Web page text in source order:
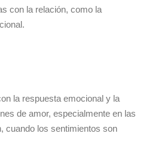
con la relación, como la
la respuesta emocional y la
de amor, especialmente en las
cuando los sentimientos son